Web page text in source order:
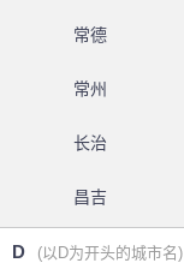
常德
常州
长治
昌吉
D (以D为开头的城市名)